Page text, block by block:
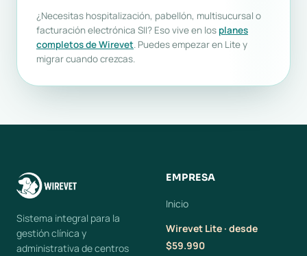
¿Necesitas hospitalización, pabellón, multisucursal o
facturación electrónica SII? Eso vive en los planes
completos de Wirevet. Puedes empezar en Lite y
migrar cuando crezcas.
Sistema integral para la
gestión clínica y
administrativa de centros
EMPRESA
Inicio
Wirevet Lite · desde
$59.990